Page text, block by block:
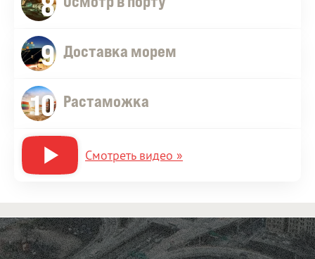
9 Доставка морем
10 Растаможка
Смотреть видео »